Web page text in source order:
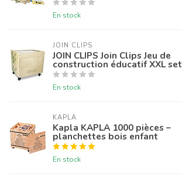
En stock
JOIN CLIPS
JOIN CLIPS Join Clips Jeu de
construction éducatif XXL set
En stock
KAPLA
Kapla KAPLA 1000 pièces –
planchettes bois enfant
En stock